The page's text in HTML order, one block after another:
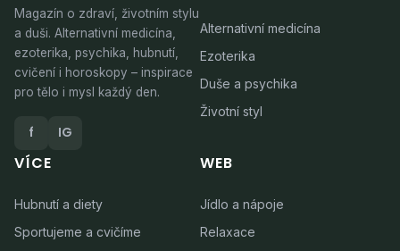
Magazín o zdraví, životním stylu
a duši. Alternativní medicína,
ezoterika, psychika, hubnutí,
cvičení i horoskopy – inspirace
pro tělo i mysl každý den.
f IG
Alternativní medicína
Ezoterika
Duše a psychika
Životní styl
VÍCE
Hubnutí a diety
Sportujeme a cvičíme
WEB
Jídlo a nápoje
Relaxace